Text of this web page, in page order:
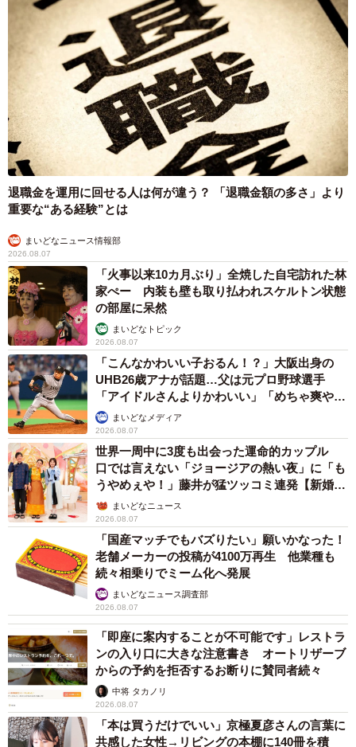
退職金を運用に回せる人は何が違う？ 「退職金額の多さ」より
重要な“ある経験”とは
まいどなニュース情報部
2026.08.07
「火事以来10カ月ぶり」全焼した自宅訪れた林
家ぺー 内装も壁も取り払われスケルトン状態
の部屋に呆然
まいどなトピック
2026.08.07
「こんなかわいい子おるん！？」大阪出身の
UHB26歳アナが話題…父は元プロ野球選手
「アイドルさんよりかわいい」「めちゃ爽や
か」まいどなメディア
2026.08.07
世界一周中に3度も出会った運命的カップル
口では言えない「ジョージアの熱い夜」に「も
うやめぇや！」藤井が猛ツッコミ連発【新婚さ
ん】まいどなニュース
2026.08.07
「国産マッチでもバズりたい」願いかなった！
老舗メーカーの投稿が4100万再生 他業種も
続々相乗りでミーム化へ発展
まいどなニュース調査部
2026.08.07
「即座に案内することが不可能です」レストラ
ンの入り口に大きな注意書き オートリザーブ
からの予約を拒否するお断りに賛同者続々
中将 タカノリ
2026.08.07
「本は買うだけでいい」京極夏彦さんの言葉に
共感した女性→リビングの本棚に140冊を積